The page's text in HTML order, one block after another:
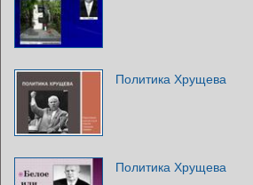
Политика Хрущева
Политика Хрущева